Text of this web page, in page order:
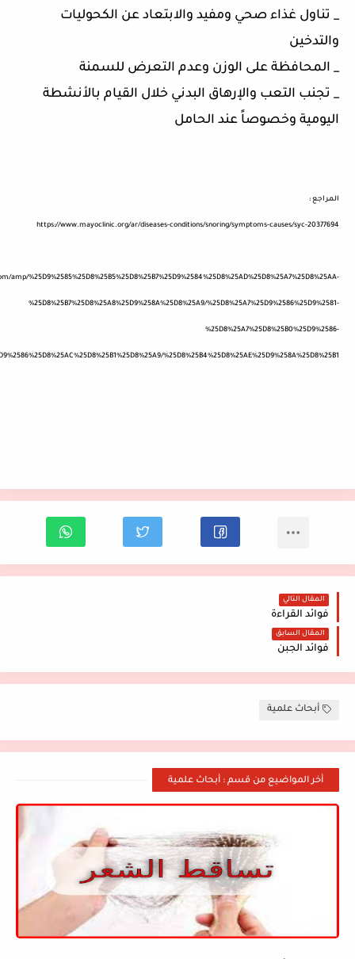
_ تناول غذاء صحي ومفيد والابتعاد عن الكحوليات
والتدخين
_ المحافظة على الوزن وعدم التعرض للسمنة
_ تجنب التعب والإرهاق البدني خلال القيام بالأنشطة
اليومية وخصوصاً عند الحامل
المراجع :
https://www.mayoclinic.org/ar/diseases-conditions/snoring/symptoms-causes/syc-20377694
%25D9%2585%25D8%25B5%25D8%25B7%25D9%2584%25D8%25AD%25D8%25A7%25D8%25AA-
%25D8%25B7%25D8%25A8%25D9%258A%25D8%25A9/%25D8%25A7%25D9%2586%25D9%2581-
%25D8%25A7%25D8%25B0%25D9%2586-
%25D8%25B4%25D8%25AE%25D9%258A%25D8%25B1
المقال التالي
فوائد القراءة
المقال السابق
فوائد الجبن
أبحاث علمية
أخر المواضيع من قسم : أبحاث علمية